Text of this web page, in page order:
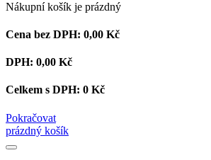
Nákupní košík je prázdný
Cena bez DPH: 0,00 Kč
DPH: 0,00 Kč
Celkem s DPH: 0 Kč
Pokračovat
prázdný košík